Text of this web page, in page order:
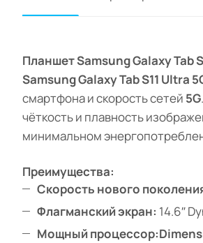
Планшет Samsung Galaxy Tab
Samsung Galaxy Tab S11 Ultra
смартфона и скорость сетей 5G
чёткость и плавность
минимальном
Преимущества:
Скорость нового
Флагманский экран: 14.6″
Мощный процессор: